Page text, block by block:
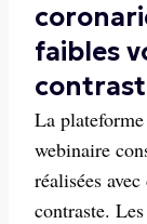
faibles
La
webinaire
réalisées
contraste.